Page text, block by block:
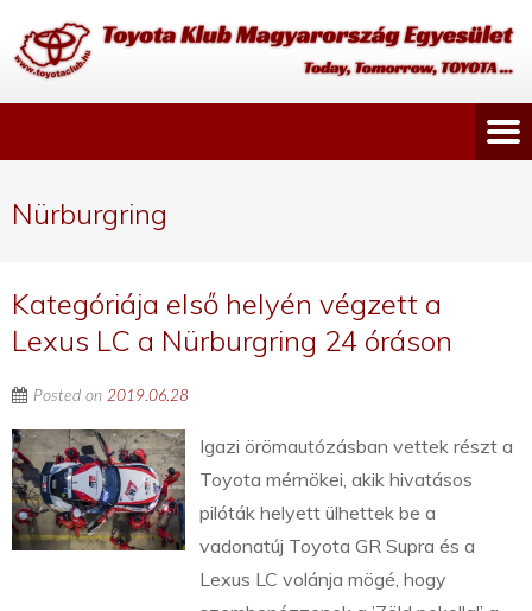
Nürburgring
Kategóriája első helyén végzett a
Lexus LC a Nürburgring 24 óráson
Posted on 2019.06.28
Igazi örömautózásban vettek részt a
Toyota mérnökei, akik hivatásos
pilóták helyett ülhettek be a
vadonatúj Toyota GR Supra és a
Lexus LC volánja mögé, hogy